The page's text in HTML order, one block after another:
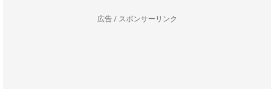
広告 / スポンサーリンク